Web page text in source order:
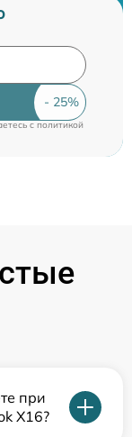
c политикой
при
X16?